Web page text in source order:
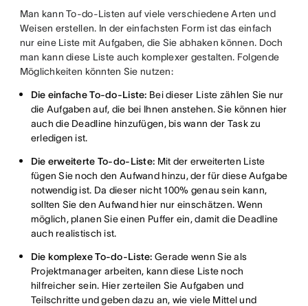
Man kann To-do-Listen auf viele verschiedene Arten und
Weisen erstellen. In der einfachsten Form ist das einfach
nur eine Liste mit Aufgaben, die Sie abhaken können. Doch
man kann diese Liste auch komplexer gestalten. Folgende
Möglichkeiten könnten Sie nutzen:
Die einfache To-do-Liste: Bei dieser Liste zählen Sie nur
die Aufgaben auf, die bei Ihnen anstehen. Sie können hier
auch die Deadline hinzufügen, bis wann der Task zu
erledigen ist.
Die erweiterte To-do-Liste: Mit der erweiterten Liste
fügen Sie noch den Aufwand hinzu, der für diese Aufgabe
notwendig ist. Da dieser nicht 100% genau sein kann,
sollten Sie den Aufwand hier nur einschätzen. Wenn
möglich, planen Sie einen Puffer ein, damit die Deadline
auch realistisch ist.
Die komplexe To-do-Liste: Gerade wenn Sie als
Projektmanager arbeiten, kann diese Liste noch
hilfreicher sein. Hier zerteilen Sie Aufgaben und
Teilschritte und geben dazu an, wie viele Mittel und